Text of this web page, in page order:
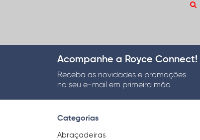
Acompanhe a Royce Connect!
Receba as novidades e promoções
no seu e-mail em primeira mão
Categorias
Abraçadeiras